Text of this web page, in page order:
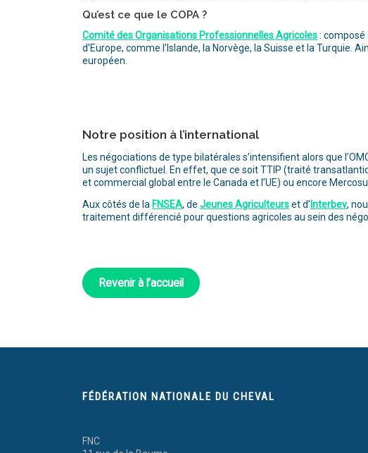
Qu’est ce que le COPA ?
Comité des Organisations Professionnelles Agricoles: composé
d’Europe, comme l’Islande, la Norvège, la Suisse et la
européen.
Notre position à l’international
Les négociations de type bilatérales s’intensifient alors que
un sujet conflictuel. En effet, que ce soit TTIP (traité
et commercial global entre le Canada et l’UE) ou encore
Aux côtés de la FNSEA, de Jeunes Agriculteurset d’ Interbev,
traitement différencié pour questions agricoles au sein des
Revenir à l’accueil
FÉDÉRATION NATIONALE DU CHEVAL
FNC